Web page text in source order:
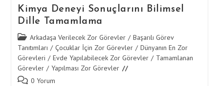
Kimya Deneyi Sonuçlarını Bilimsel
Dille Tamamlama
Post
category:
Arkadaşa Verilecek Zor Görevler / Başarılı Görev
Tanıtımları / Çocuklar İçin Zor Görevler / Dünyanın En Zor
Görevleri / Evde Yapılabilecek Zor Görevler / Tamamlanan
Görevler / Yapılması Zor Görevler
Post 0 Yorum